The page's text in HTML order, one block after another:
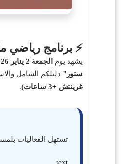
⚡ برنامج رياضي
يشهد يوم الجمعة 2 يناير 2026
ستور" دليلكم الشامل
غرينتش +3 ساعات)
.
تستهل الفعاليات
text